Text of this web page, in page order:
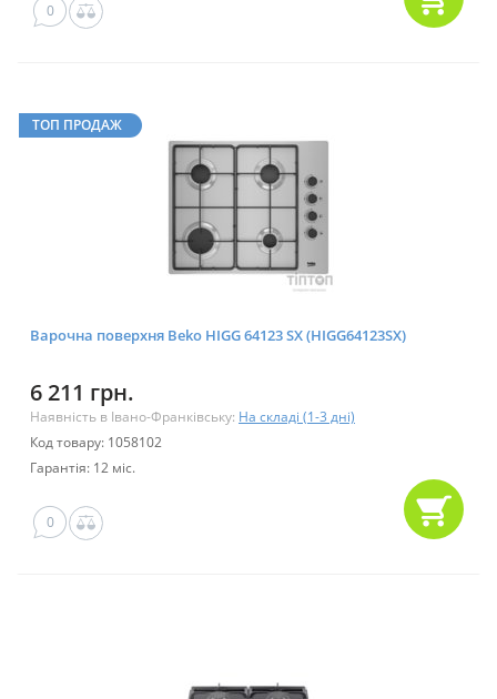
0
ТОП ПРОДАЖ
Варочна поверхня Beko HIGG 64123 SX (HIGG64123SX)
6 211 грн.
Наявність в Івано-Франківську: На складі (1-3 дні)
Код товару: 1058102
Гарантія: 12 міс.
0